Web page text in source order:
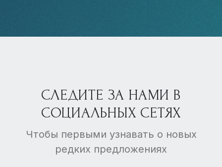
СЛЕДИТЕ ЗА НАМИ В
СОЦИАЛЬНЫХ СЕТЯХ
Чтобы первыми узнавать о новых
редких предложениях